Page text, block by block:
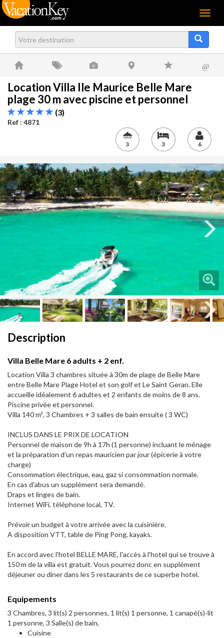
Menu
@
Location Villa Ile Maurice Belle Mare
plage 30 m avec piscine et personnel
(3)
Ref : 4871
3 3 6
Description
Villa Belle Mare 6 adults + 2 enf.
Location Villa 3 chambres située à 30m de plage de Belle Mare
entre Belle Mare Plage Hotel et son golf et Le Saint Geran. Elle
accueille idéalement 6 adultes et 2 enfants de moins de 8 ans.
Piscine privée et personnel.
Villa 140 m², 3 Chambres + 3 salles de bain ensuite ( 3 WC)
INCLUS DANS LE PRIX DE LOCATION
Personnel de maison de 9h à 17h (1 personne) incluant le ménage
et la préparation d'un repas mauricien par jour (épicerie à votre
charge)
Consommation électrique, eau, gaz si consommation normale.
En cas d'abus un supplément sera demandé.
Draps et linges de bain.
Internet WiFi, téléphone local, TV.
Prévoir un budget à votre arrivée avec la cuisinière.
A disposition VTT, table de Ping Pong, kayaks.
En accord avec l'hotel BELLE MARE, l'accès à l'hotel qui se trouve à
150 m de la villa est gratuit. Vous pourrez donc en supplément
déjeuner ou diner dans les 5 restaurants de ce superbe hotel.
Equipements
3 Chambres, 3 lit(s) 2 personnes, 1 lit(s) 1 personne, 1 canapé(s)-lit
1 personne, 3 Salle(s) de bain,
Cuisine